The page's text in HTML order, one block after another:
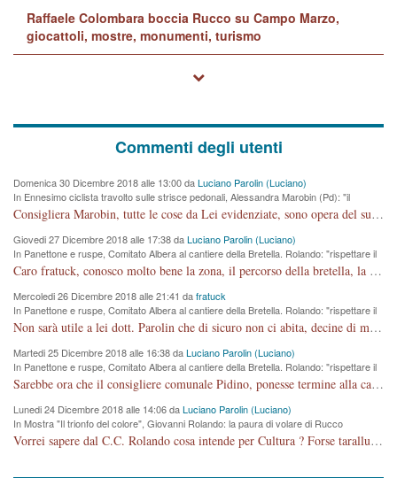
Raffaele Colombara boccia Rucco su Campo Marzo,
giocattoli, mostre, monumenti, turismo
Commenti degli utenti
Domenica 30 Dicembre 2018 alle 13:00 daLuciano Parolin (Luciano)
In Ennesimo ciclista travolto sulle strisce pedonali, Alessandra Marobin (Pd): "il
Comune si svegli"
Consigliera Marobin, tutte le cose da Lei evidenziate, sono opera del suo ex Assessore e compagno di Partito Antonio Marco Dalla Pozza Assessore alla "progettazione" di piste ciclabili e altre porcherie. A lui manderei il conto da saldare per incidenti e danni alle persone. E' ora che "finiamola." Avete perso rassegnatevi. qui IL SINDACO RUCCO NON C'ENTRA PER NIENTE. CAPITO!!!!!!!! Amen.
Giovedi 27 Dicembre 2018 alle 17:38 daLuciano Parolin (Luciano)
In Panettone e ruspe, Comitato Albera al cantiere della Bretella. Rolando: "rispettare il
cronoprogramma"
Caro fratuck, conosco molto bene la zona, il percorso della bretella, la situazione dei cittadini, abito in Viale Trento. A partire dal 2003 ho partecipato al Comitato di Maddalene pro bretella, e a riunioni propositive per apportare modifiche al progetto. Numerose mie foto del territorio sono arrivate a Roma, altri miei interventi (non graditi dalla Sx) sono stati pubblicati dal GdV, assieme ad altri come Ciro Asproso, ora favorevole alla bretella. Ho partecipato alla raccolta firme per la chiusura della strada x 5 giorni eseguita dal Sindaco Hullwech per sforamento 180 Micro/g. Pertanto come impegno per la tematica sono apposto con la coscienza. Ora il Progetto è partito, fine! Voglio dire che la nuova Giunta "comunale" non c'entra più. L'opera sarà "malauguratamente" eseguita, ma non con il mio placet. Il Consigliere Comunale dovrebbe capire che la campagna elettorale è finita, con buona pace di tutti. Quello che invece dovrebbe interessare è la proprietà della strada, dall'uscita autostradale Ovest, sino alla Rotatoria dell'Albara, vi sono tre possessori: Autostrade SpA; La Provincia, il Comune. Come la mettiamo per il futuro ? I costi, da 50 sono saliti a 100 milioni di € come dire 20 milioni a KM (!) da non credere. Comunque si farà. Ma nessuno canti Vittoria, anzi meglio non farne un ulteriore fatto "partitico" per questioni elettorali o di seggio. Se mi manda la sua mail, sono disponibile ad inviare i documenti e le foto sopra descritte. Con ossequi, Luciano Parolin
Mercoledi 26 Dicembre 2018 alle 21:41 dafratuck
In Panettone e ruspe, Comitato Albera al cantiere della Bretella. Rolando: "rispettare il
cronoprogramma"
Non sarà utile a lei dott. Parolin che di sicuro non ci abita, decine di migliaia di TIR, automobili e padroncini che passano quotidianamente per una strada appena rotabile, non è più possibile stendere i panni, attraversare la strada senza rischiare la morte, le case stanno crepando, i tempi sono cambiati e la bretella non passerà assolutamente per maddalene (ma cosa sta a dire?!), dia invece responsabilità a chi ha costruito tagliando la strada che doveva invece terminare a isola vicentina e non al moracchino lasciando Motta di Costabissara ancora in panne di traffico. I tempi sono cambiati dottore e se l'anagrafe della vita stagna nell'essere umano impressioni conservatrici, la società non le considera perchè va avanti, si industrializza e ha bisogno di infrastrutture e di sviluppo. Ultima considerazione, se è geloso di Rolando perchè vede in lui solo campagne politiche mentre si difendono i SOLI diritti dei cittadini, la preghiamo faccia considerazioni più appropriate. Saluti e complimenti per i suoi scritti.
Martedi 25 Dicembre 2018 alle 16:38 daLuciano Parolin (Luciano)
In Panettone e ruspe, Comitato Albera al cantiere della Bretella. Rolando: "rispettare il
cronoprogramma"
Sarebbe ora che il consigliere comunale Pidino, ponesse termine alla campagna elettorale nel territorio del suo seggio Villaggio del Sole. La tiraca è iniziata, distruggerà 6 km di prateria ovest della città, ricca di fonti e sorgenti d'acqua. I cittadini di Maddalene non avranno più Pace la notte. Molta colpa per la costruzione di questa Strada è proprio del signor Rolando,dei suoi gazebo mobili e che vuol far passare questa opera VANDALICA come progetto "utile" a chi ? Non è cosa seria sig. Rolando!
Lunedi 24 Dicembre 2018 alle 14:06 daLuciano Parolin (Luciano)
In Mostra "Il trionfo del colore", Giovanni Rolando: la paura di volare di Rucco
Vorrei sapere dal C.C. Rolando cosa intende per Cultura ? Forse tarallucci, vino e sagre, o spaghetti tricolori del PD ? Il continuo (s)parlare della mostra a Palazzo Chiericati caro consigliere DANNEGGIA FORTEMENTE l'immagine della città TUTTA e fa deviare i consensi che in RUSSIA (badi bene ex U.R.S.S.) sono ECCELLENTI. A livello artistico l'evento è di alta Valenza culturale, COMPITO di Tutta la Cittadinanza fare il possibile per propagandare l'iniziativa senza farne UN CASO PARTITICO come fa Lei da sempre. Meno Gazebo + Partecipazione! E così sia. Amen.